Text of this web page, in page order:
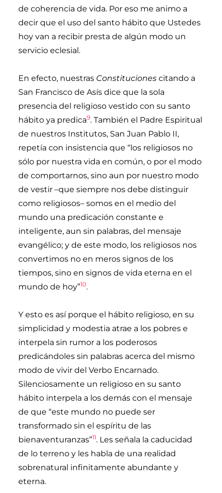
de coherencia de vida. Por eso me animo a
decir que el uso del santo hábito que Ustedes
hoy van a recibir presta de algún modo un
servicio eclesial.
En efecto, nuestras Constituciones citando a
San Francisco de Asís dice que la sola
presencia del religioso vestido con su santo
hábito ya predica9. También el Padre Espiritual
de nuestros Institutos, San Juan Pablo II,
repetía con insistencia que “los religiosos no
sólo por nuestra vida en común, o por el modo
de comportarnos, sino aun por nuestro modo
de vestir –que siempre nos debe distinguir
como religiosos– somos en el medio del
mundo una predicación constante e
inteligente, aun sin palabras, del mensaje
evangélico; y de este modo, los religiosos nos
convertimos no en meros signos de los
tiempos, sino en signos de vida eterna en el
mundo de hoy”10.
Y esto es así porque el hábito religioso, en su
simplicidad y modestia atrae a los pobres e
interpela sin rumor a los poderosos
predicándoles sin palabras acerca del mismo
modo de vivir del Verbo Encarnado.
Silenciosamente un religioso en su santo
hábito interpela a los demás con el mensaje
de que “este mundo no puede ser
transformado sin el espíritu de las
bienaventuranzas”11. Les señala la caducidad
de lo terreno y les habla de una realidad
sobrenatural infinitamente abundante y
eterna.